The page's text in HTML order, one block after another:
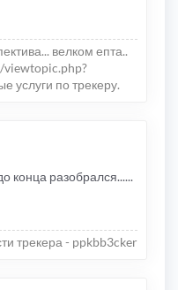
велком епта..
услуги по трекеру.
конца разобрался......
трекера - ppkbb3cker